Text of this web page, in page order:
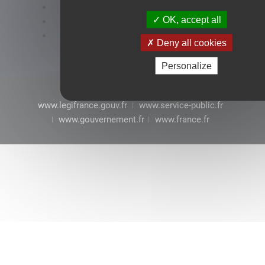
OK, accept all
Deny all cookies
Personalize
www.legifrance.gouv.fr
www.service-public.fr
www.gouvernement.fr
www.france.fr